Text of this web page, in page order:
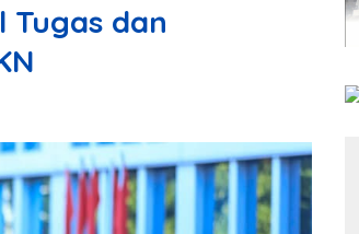
Tugas dan